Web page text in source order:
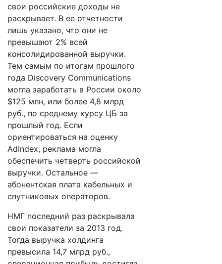
свои российские доходы не
раскрывает. В ее отчетности
лишь указано, что они не
превышают 2% всей
консолидированной выручки.
Тем самым по итогам прошлого
года Discovery Communications
могла заработать в России около
$125 млн, или более 4,8 млрд
руб., по среднему курсу ЦБ за
прошлый год. Если
ориентироваться на оценку
AdIndex, реклама могла
обеспечить четверть российской
выручки. Остальное —
абонентская плата кабельных и
спутниковых операторов.
НМГ последний раз раскрывала
свои показатели за 2013 год.
Тогда выручка холдинга
превысила 14,7 млрд руб.,